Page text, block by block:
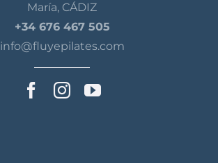
María, CÁDIZ
+34 676 467 505
info@fluyepilates.com